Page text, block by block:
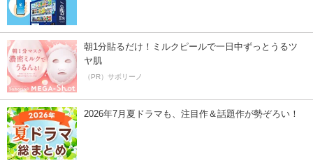
朝1分貼るだけ！ミルクピールで一日中ずっとうるツ
ヤ肌
（PR）サボリーノ
2026年7月夏ドラマも、注目作＆話題作が勢ぞろい！